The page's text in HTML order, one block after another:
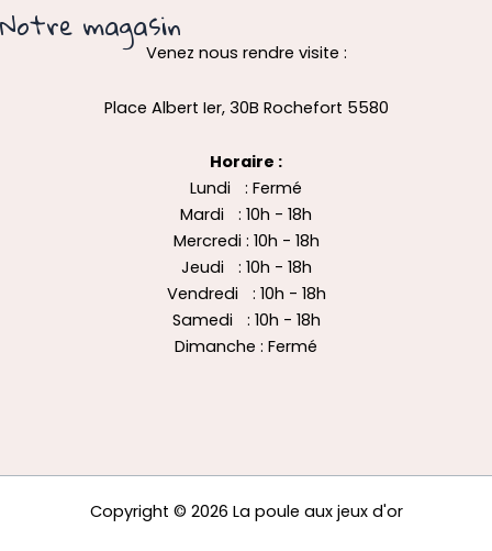
Notre magasin
Venez nous rendre visite :
Place Albert Ier, 30B Rochefort 5580
Horaire :
Lundi : Fermé
Mardi : 10h - 18h
Mercredi : 10h - 18h
Jeudi : 10h - 18h
Vendredi : 10h - 18h
Samedi : 10h - 18h
Dimanche : Fermé
Copyright © 2026 La poule aux jeux d'or